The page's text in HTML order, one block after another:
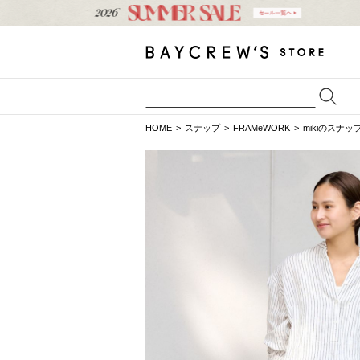
HOME スナップ FRAMeWORK mikiのスナッ